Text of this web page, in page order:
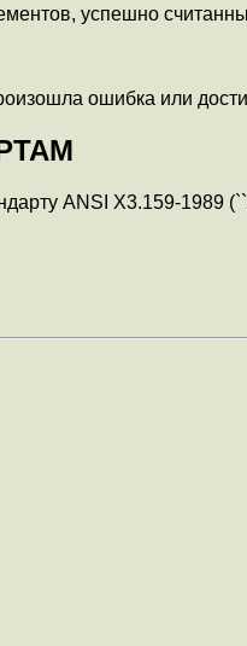
успешно
ошибка или
ANSI X3.159-1989